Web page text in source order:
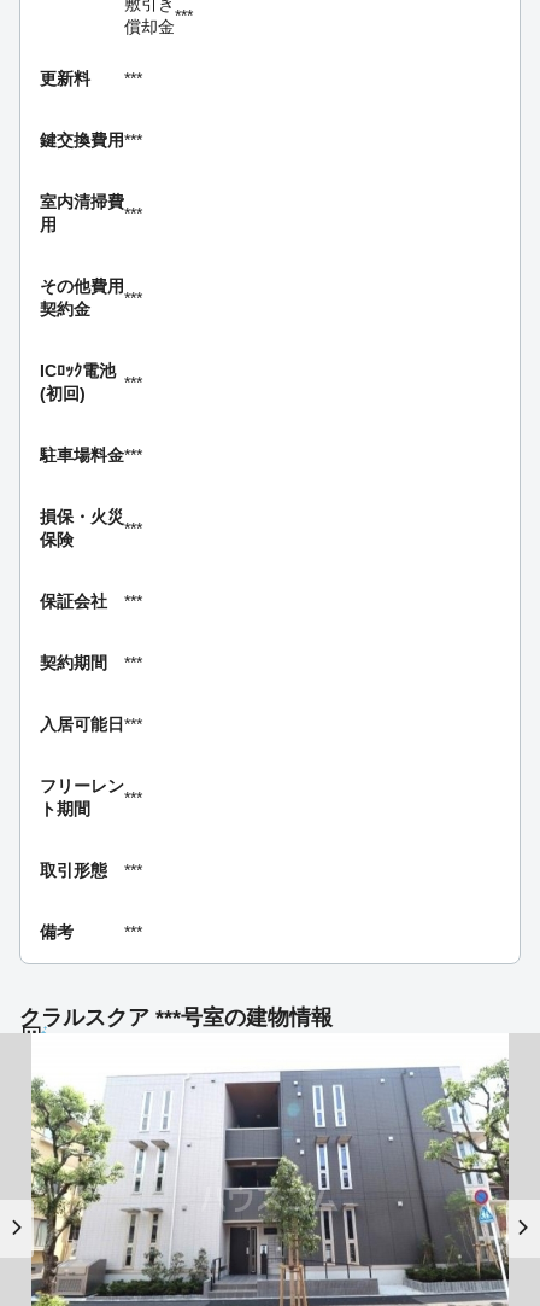
敷引き
償却金
***
更新料 ***
鍵交換費用***
室内清掃費
用
***
その他費用
契約金
***
ICﾛｯｸ電池
(初回)
***
駐車場料金***
損保・ 火災
保険
***
保証会社 ***
契約期間 ***
入居可能日***
フリーレン
ト期間
***
取引形態 ***
備考 ***
クラルスクア ***号室の建物情報